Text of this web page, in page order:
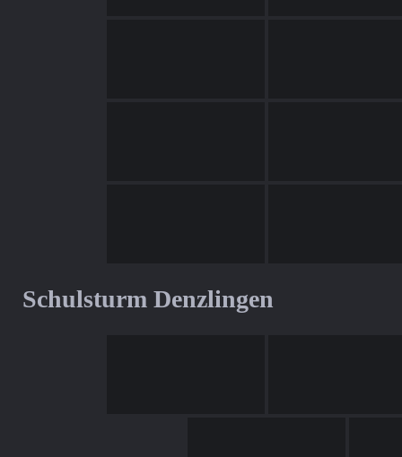
Schulsturm Denzlingen